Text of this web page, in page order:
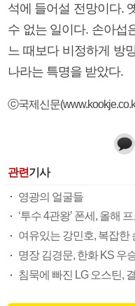
석에 들어설 전망이다.
수 없는 일이다. 손아섭
느 때보다 비정하게 방
나라는 특명을 받았다.
ⓒ국제신문
관련기사
영광의 얼굴들
‘투수 4관왕’ 폰세, 올해
명장 김경문, 한화 KS 우
침묵에 빠진 LG 오스틴,